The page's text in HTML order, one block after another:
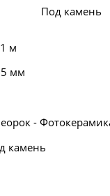
Под камень
м
мм
-
камень